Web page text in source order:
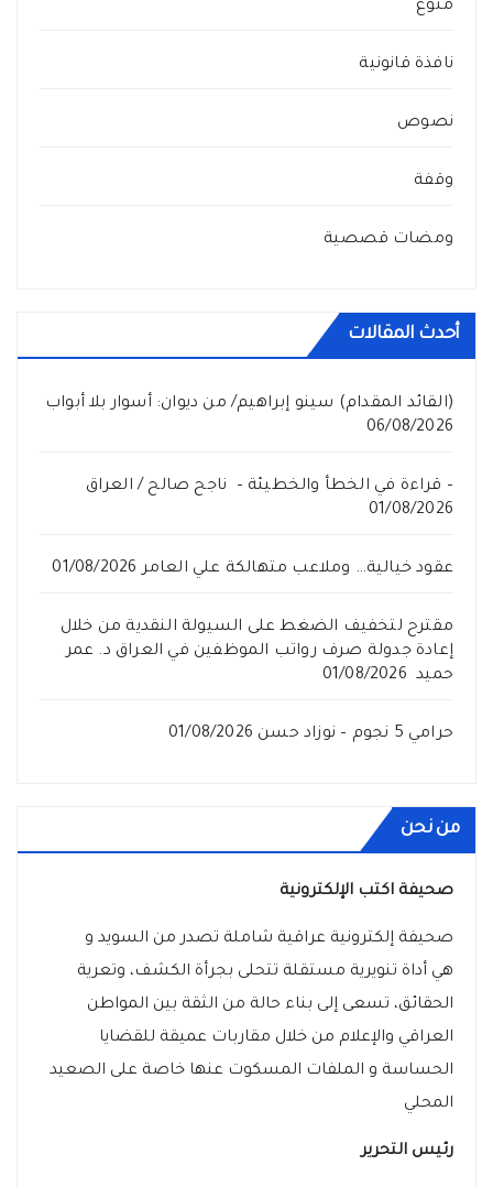
منوع
نافذة قانونية
نصوص
وقفة
ومضات قصصية
أحدث المقالات
(القائد المقدام) سينو إبراهيم/ من ديوان: أسوار بلا أبواب
06/08/2026
– قراءة في الخطأ والخطيئة – ناجح صالح / العراق
01/08/2026
عقود خيالية… وملاعب متهالكة علي العامر 01/08/2026
مقترح لتخفيف الضغط على السيولة النقدية من خلال
إعادة جدولة صرف رواتب الموظفين في العراق د. عمر
حميد 01/08/2026
حرامي 5 نجوم – نوزاد حسن 01/08/2026
من نحن
صحيفة اكتب الإلكترونية
صحيفة إلكترونية عراقية شاملة تصدر من السويد و
هي أداة تنويرية مستقلة تتحلى بجرأة الكشف، وتعرية
الحقائق، تسعى إلى بناء حالة من الثقة بين المواطن
العراقي والإعلام من خلال مقاربات عميقة للقضايا
الحساسة و الملفات المسكوت عنها خاصة على الصعيد
المحلي
رئيس التحرير